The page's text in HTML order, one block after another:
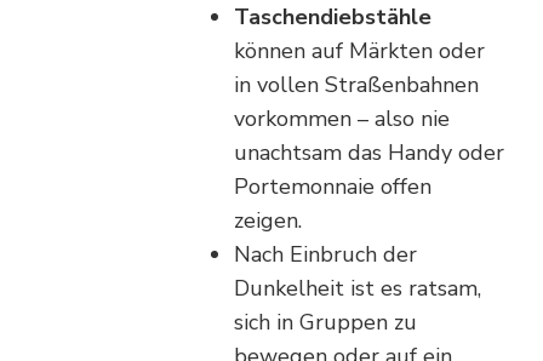
Taschendiebstähle
können auf Märkten oder
in vollen Straßenbahnen
vorkommen – also nie
unachtsam das Handy oder
Portemonnaie offen
zeigen.
Nach Einbruch der
Dunkelheit ist es ratsam,
sich in Gruppen zu